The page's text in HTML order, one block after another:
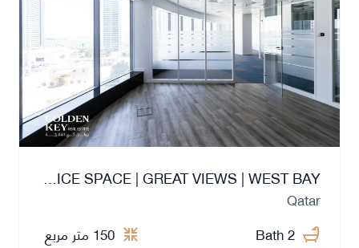
SEMI-FITTED OFFICE SPACE | GREAT VIEWS | WEST BAY
Qatar
2 Bath
150 متر مربع